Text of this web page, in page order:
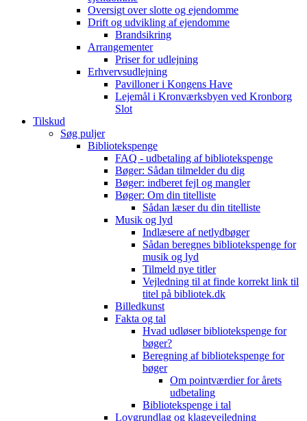
Oversigt over slotte og ejendomme
Drift og udvikling af ejendomme
Brandsikring
Arrangementer
Priser for udlejning
Erhvervsudlejning
Pavilloner i Kongens Have
Lejemål i Kronværksbyen ved Kronborg
Slot
Tilskud
Søg puljer
Bibliotekspenge
FAQ - udbetaling af bibliotekspenge
Bøger: Sådan tilmelder du dig
Bøger: indberet fejl og mangler
Bøger: Om din titelliste
Sådan læser du din titelliste
Musik og lyd
Indlæsere af netlydbøger
Sådan beregnes bibliotekspenge for
musik og lyd
Tilmeld nye titler
Vejledning til at finde korrekt link til
titel på bibliotek.dk
Billedkunst
Fakta og tal
Hvad udløser bibliotekspenge for
bøger?
Beregning af bibliotekspenge for
bøger
Om pointværdier for årets
udbetaling
Bibliotekspenge i tal
Lovgrundlag og klagevejledning